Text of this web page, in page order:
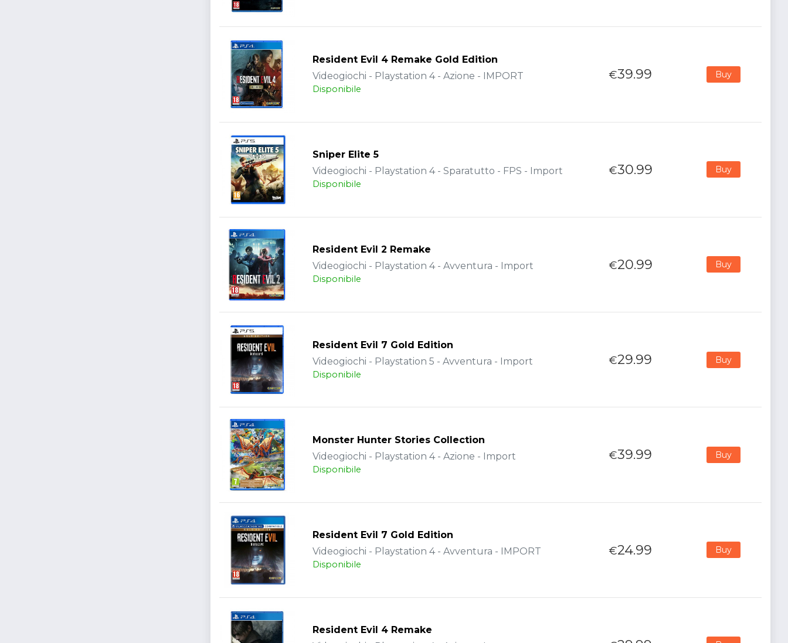
Resident Evil 4 Remake Gold Edition
Videogiochi - Playstation 4 - Azione - IMPORT
Disponibile
€39.99 Buy
Sniper Elite 5
Videogiochi - Playstation 4 - Sparatutto - FPS - Import
Disponibile
€30.99 Buy
Resident Evil 2 Remake
Videogiochi - Playstation 4 - Avventura - Import
Disponibile
€20.99 Buy
Resident Evil 7 Gold Edition
Videogiochi - Playstation 5 - Avventura - Import
Disponibile
€29.99 Buy
Monster Hunter Stories Collection
Videogiochi - Playstation 4 - Azione - Import
Disponibile
€39.99 Buy
Resident Evil 7 Gold Edition
Videogiochi - Playstation 4 - Avventura - IMPORT
Disponibile
€24.99 Buy
Resident Evil 4 Remake